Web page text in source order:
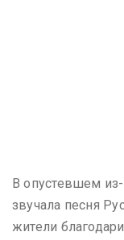
В опустевшем
звучала песня
жители